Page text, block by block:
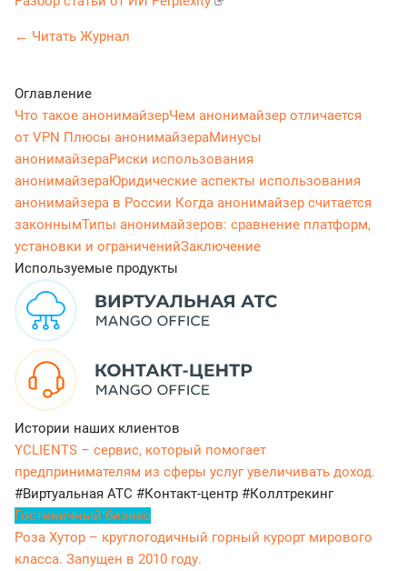
← Читать Журнал
Оглавление
Что такое анонимайзерЧем анонимайзер отличается
от VPN Плюсы анонимайзераМинусы
анонимайзераРиски использования
анонимайзераЮридические аспекты использования
анонимайзера в России Когда анонимайзер считается
законнымТипы анонимайзеров: сравнение платформ,
установки и ограниченийЗаключение
Используемые продукты
Истории наших клиентов
YCLIENTS – сервис, который помогает
предпринимателям из сферы услуг увеличивать доход.
#Виртуальная АТС #Контакт-центр #Коллтрекинг
Гостиничный бизнес
Роза Хутор – круглогодичный горный курорт мирового
класса. Запущен в 2010 году.